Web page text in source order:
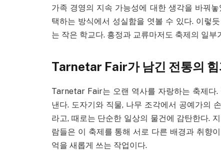
가족 경영의 지속 가능성에 대한 생각을 바꿔
택하는 방식에서 성실함을 엿볼 수 있다. 이렇
는 작은 학교다. 흥정과 교류마저도 축제의 일부
Tarnetar Fair가 남긴 전통의 힘
Tarnetar Fair는 오랜 역사를 자랑하는 축제다
낸다. 도자기와 직물, 나무 조각에서 공예가의
라고, 때로는 단순한 일상의 물건에 감탄한다.
람들은 이 축제를 통해 서로 다른 배경과 취향
억을 새롭게 쓰는 작업이다.